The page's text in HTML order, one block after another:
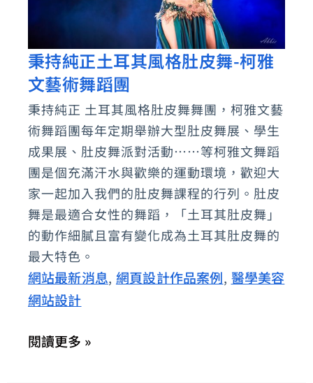
秉持純正土耳其風格肚皮舞-柯雅
文藝術舞蹈團
秉持純正 土耳其風格肚皮舞舞團，柯雅文藝
術舞蹈團每年定期舉辦大型肚皮舞展、學生
成果展、肚皮舞派對活動……等柯雅文舞蹈
團是個充滿汗水與歡樂的運動環境，歡迎大
家一起加入我們的肚皮舞課程的行列。肚皮
舞是最適合女性的舞蹈，「土耳其肚皮舞」
的動作細膩且富有變化成為土耳其肚皮舞的
最大特色。
網站最新消息, 網頁設計作品案例, 醫學美容
網站設計
秉
持
純
正
土
耳
其
風
格
肚
皮
舞-
雅
閱讀更多 »